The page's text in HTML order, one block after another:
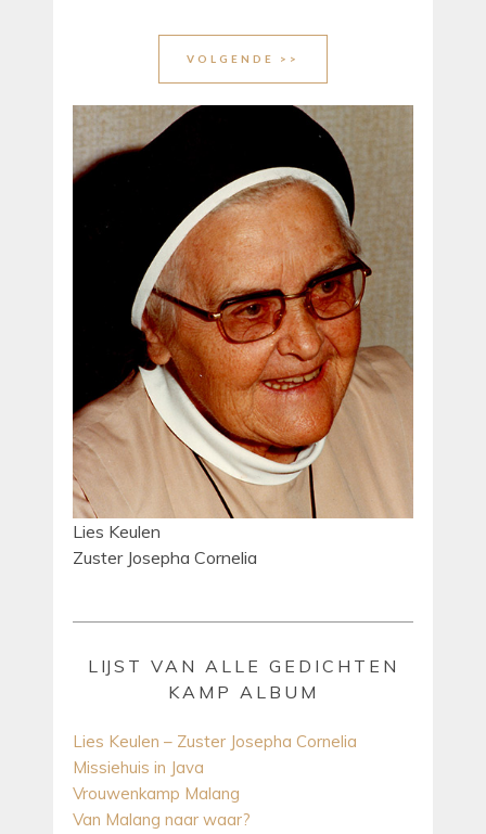
VOLGENDE >>
Lies Keulen
Zuster Josepha Cornelia
LIJST VAN ALLE GEDICHTEN
KAMP ALBUM
Lies Keulen – Zuster Josepha Cornelia
Missiehuis in Java
Vrouwenkamp Malang
Van Malang naar waar?